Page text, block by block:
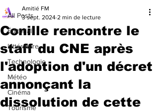
All Posts
Éditorial
Littérature
Technologie
Météo
Cinéma
Tourisme
Conille rencontre le
staff du CNE après
l'adoption d'un décret
annonçant la
dissolution de cette
Amitié FM
3 sept. 2024 2 min de lecture